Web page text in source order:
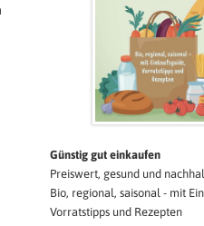
Günstig gut einkaufen
Preiswert, gesund und
Bio, regional, saisonal - mit
Vorratstipps und Rezepten